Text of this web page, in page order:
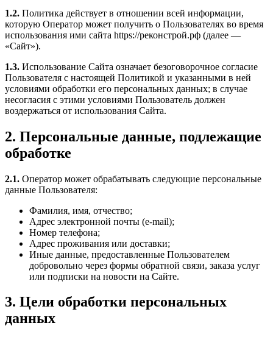
1.2. Политика действует в отношении всей информации,
которую Оператор может получить о Пользователях во время
использования ими сайта https://реконстрой.рф (далее —
«Сайт»).
1.3. Использование Сайта означает безоговорочное согласие
Пользователя с настоящей Политикой и указанными в ней
условиями обработки его персональных данных; в случае
несогласия с этими условиями Пользователь должен
воздержаться от использования Сайта.
2. Персональные данные, подлежащие
обработке
2.1. Оператор может обрабатывать следующие персональные
данные Пользователя:
Фамилия, имя, отчество;
Адрес электронной почты (e-mail);
Номер телефона;
Адрес проживания или доставки;
Иные данные, предоставленные Пользователем
добровольно через формы обратной связи, заказа услуг
или подписки на новости на Сайте.
3. Цели обработки персональных
данных